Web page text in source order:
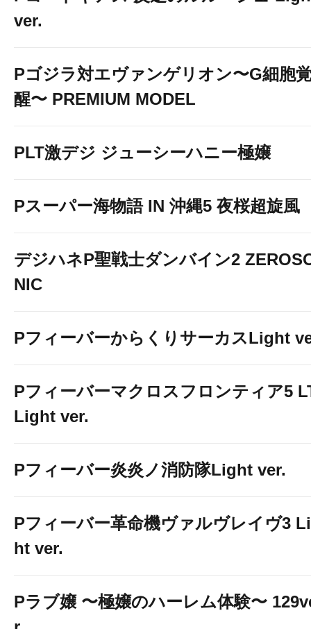
ver.
Pゴジラ対エヴァンゲリオン〜G細胞
醒〜 PREMIUM MODEL
PLT激デジ ジューシーハニー極嬢
Pスーパー海物語 IN 沖縄5 夜桜超旋風
デジハネP聖戦士ダンバイン2
NIC
PフィーバーからくりサーカスLight
Pフィーバーマクロスフロンティア5
Light ver.
Pフィーバー炎炎ノ消防隊Light ver.
Pフィーバー革命機ヴァルヴレイヴ3
ht ver.
Pラブ嬢 〜極嬢のハーレム体験〜